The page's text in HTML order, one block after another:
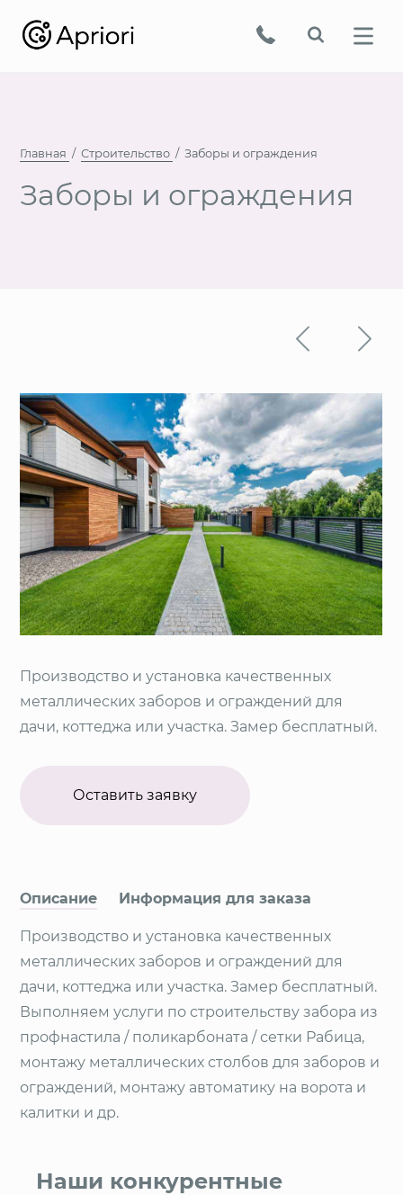
Главная Строительство Заборы и ограждения
Заборы и ограждения
Производство и установка качественных
металлических заборов и ограждений для
дачи, коттеджа или участка. Замер бесплатный.
Оставить заявку
Описание Информация для заказа
Производство и установка качественных
металлических заборов и ограждений для
дачи, коттеджа или участка. Замер бесплатный.
Выполняем услуги по строительству забора из
профнастила / поликарбоната / сетки Рабица,
монтажу металлических столбов для заборов и
ограждений, монтажу автоматику на ворота и
калитки и др.
Наши конкурентные